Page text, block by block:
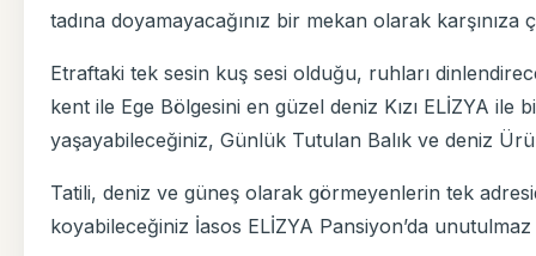
tadına doyamayacağınız bir mekan olarak karşınıza
Etraftaki tek sesin kuş sesi olduğu, ruhları
kent ile Ege Bölgesini en güzel deniz Kızı ELİZYA
yaşayabileceğiniz, Günlük Tutulan Balık ve deniz
Tatili, deniz ve güneş olarak görmeyenlerin tek
koyabileceğiniz İasos ELİZYA Pansiyon’da